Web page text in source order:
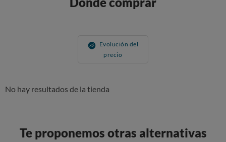
Evolución del
precio
No hay resultados de la tienda
Te proponemos otras alternativas